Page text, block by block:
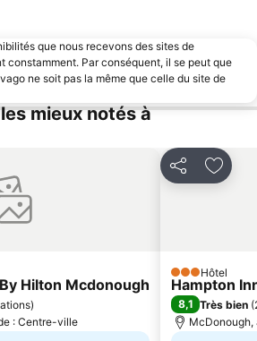
que nous recevons des sites de
constamment. Par conséquent, il se peut que
ne soit pas la même que celle du site de
mieux notés à
Hilton Mcdonough
)
: Centre-ville
Partager
3 Étoiles
Hôtel
Hampton
8,1 Très bien (